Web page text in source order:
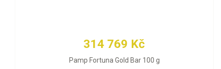
314 769 Kč
Pamp Fortuna Gold Bar 100 g